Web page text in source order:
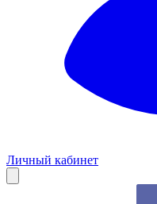
Личный кабинет